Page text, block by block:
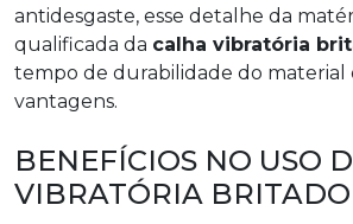
antidesgaste, esse detalhe da
qualificada da calha vibratória
tempo de durabilidade do material
vantagens.
BENEFÍCIOS NO USO
VIBRATÓRIA